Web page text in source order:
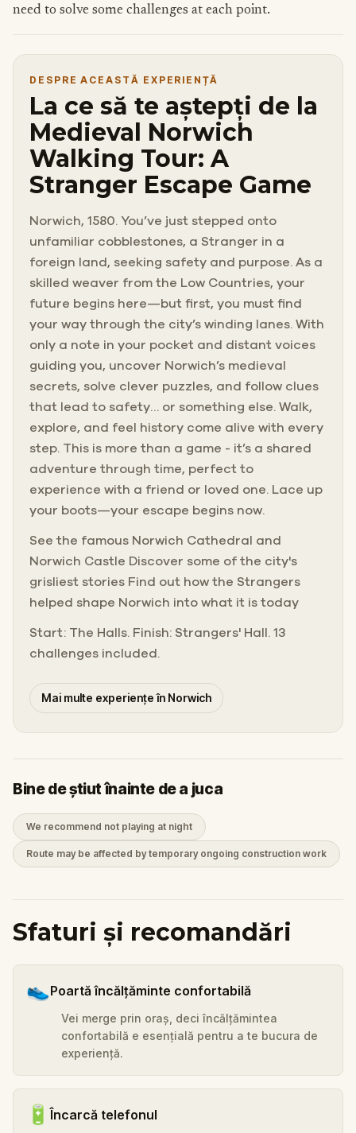
need to solve some challenges at each point.
DESPRE ACEASTĂ EXPERIENȚĂ
La ce să te aștepți de la
Medieval Norwich
Walking Tour: A
Stranger Escape Game
Norwich, 1580. You’ve just stepped onto
unfamiliar cobblestones, a Stranger in a
foreign land, seeking safety and purpose. As a
skilled weaver from the Low Countries, your
future begins here—but first, you must find
your way through the city’s winding lanes. With
only a note in your pocket and distant voices
guiding you, uncover Norwich’s medieval
secrets, solve clever puzzles, and follow clues
that lead to safety… or something else. Walk,
explore, and feel history come alive with every
step. This is more than a game - it’s a shared
adventure through time, perfect to
experience with a friend or loved one. Lace up
your boots—your escape begins now.
See the famous Norwich Cathedral and
Norwich Castle Discover some of the city's
grisliest stories Find out how the Strangers
helped shape Norwich into what it is today
Start: The Halls. Finish: Strangers' Hall. 13
challenges included.
Mai multe experiențe în Norwich
Bine de știut înainte de a juca
We recommend not playing at night
Route may be affected by temporary ongoing construction work
Sfaturi și recomandări
👟Poartă încălțăminte confortabilă
Vei merge prin oraș, deci încălțămintea
confortabilă e esențială pentru a te bucura de
experiență.
🔋Încarcă telefonul